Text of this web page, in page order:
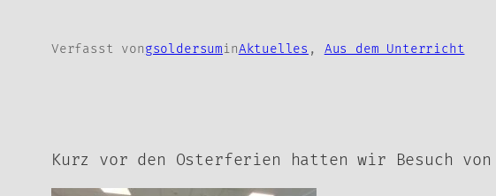
Verfasst vongsoldersuminAktuelles , Aus dem Unterricht
Kurz vor den Osterferien hatten wir Besuch